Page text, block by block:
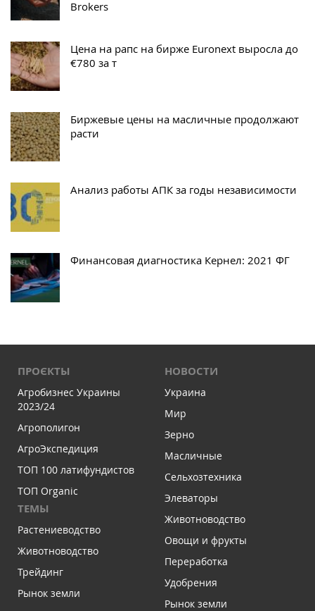
Brokers
Цена на рапс на бирже Euronext выросла до
€780 за т
Биржевые цены на масличные продолжают
расти
Анализ работы АПК за годы независимости
Финансовая диагностика Кернел: 2021 ФГ
ПРОЄКТЫ
Агробизнес Украины
2023/24
Агрополигон
АгроЭкспедиция
ТОП 100 латифундистов
ТОП Organic
ТЕМЫ
Растениеводство
Животноводство
Трейдинг
Рынок земли
НОВОСТИ
Украина
Мир
Зерно
Масличные
Сельхозтехника
Элеваторы
Животноводство
Овощи и фрукты
Переработка
Удобрения
Рынок земли